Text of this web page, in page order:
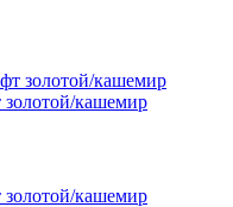
кашемир
кашемир